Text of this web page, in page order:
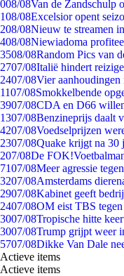
008/08Van de Zandschulp
108/08Excelsior opent
208/08Nieuw te streamen
408/08Niewiadoma
3508/08Random Pics van
2707/08Italië hindert
2407/08Vier aanhoudingen
1107/08Smokkelbende
3907/08CDA en D66
1307/08Benzineprijs daalt
4207/08Voedselprijzen
2307/08Quake krijgt na 30
207/08De
7107/08Meer agressie
3207/08Amsterdams
2907/08Kabinet geeft
2407/08OM eist TBS tegen
3007/08Tropische hitte
3007/08Trump grijpt weer
5707/08Dikke Van Dale
Actieve items
Actieve items